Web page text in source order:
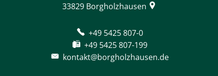
33829 Borgholzhausen
+49 5425 807-0
+49 5425 807-199
kontakt@borgholzhausen.de